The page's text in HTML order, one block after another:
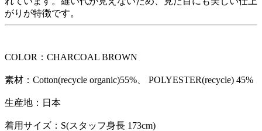
がりが特徴です。
COLOR：CHARCOAL BROWN
素材：Cotton(recycle organic)55%、 POLYESTER(recycle) 45%
生産地：日本
着用サイズ：S(スタッフ身長 173cm)